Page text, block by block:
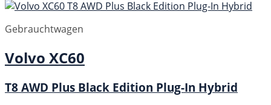
Gebrauchtwagen
Volvo XC60
T8 AWD Plus Black Edition Plug-In Hybrid